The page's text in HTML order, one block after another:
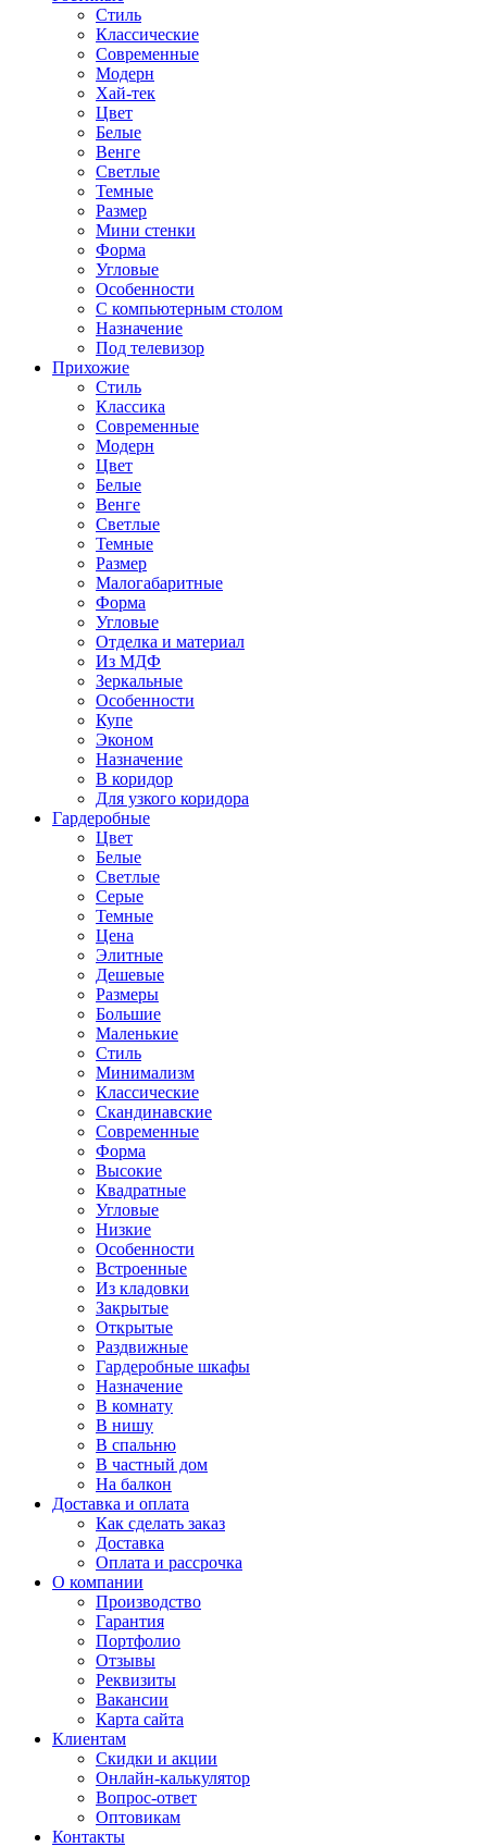
Стиль
Классические
Современные
Модерн
Хай-тек
Цвет
Белые
Венге
Светлые
Темные
Размер
Мини стенки
Форма
Угловые
Особенности
С компьютерным столом
Назначение
Под телевизор
Прихожие
Стиль
Классика
Современные
Модерн
Цвет
Белые
Венге
Светлые
Темные
Размер
Малогабаритные
Форма
Угловые
Отделка и материал
Из МДФ
Зеркальные
Особенности
Купе
Эконом
Назначение
В коридор
Для узкого коридора
Гардеробные
Цвет
Белые
Светлые
Серые
Темные
Цена
Элитные
Дешевые
Размеры
Большие
Маленькие
Стиль
Минимализм
Классические
Скандинавские
Современные
Форма
Высокие
Квадратные
Угловые
Низкие
Особенности
Встроенные
Из кладовки
Закрытые
Открытые
Раздвижные
Гардеробные шкафы
Назначение
В комнату
В нишу
В спальню
В частный дом
На балкон
Доставка и оплата
Как сделать заказ
Доставка
Оплата и рассрочка
О компании
Производство
Гарантия
Портфолио
Отзывы
Реквизиты
Вакансии
Карта сайта
Клиентам
Скидки и акции
Онлайн-калькулятор
Вопрос-ответ
Оптовикам
Контакты